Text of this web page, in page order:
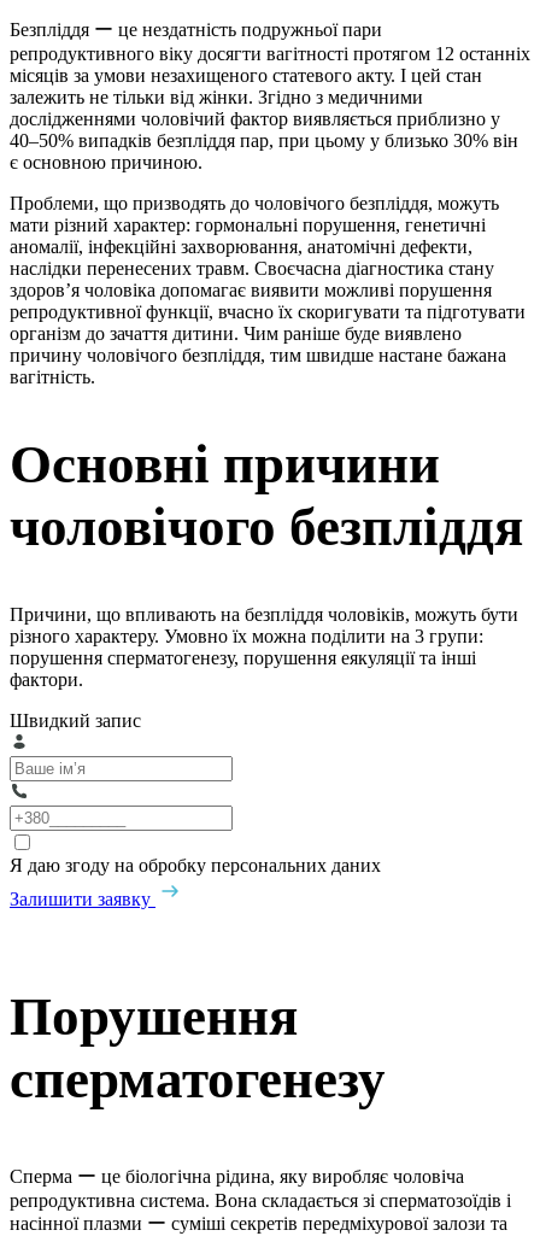
Безпліддя ー це нездатність подружньої пари
репродуктивного віку досягти вагітності протягом 12 останніх
місяців за умови незахищеного статевого акту. І цей стан
залежить не тільки від жінки. Згідно з медичними
дослідженнями чоловічий фактор виявляється приблизно у
40–50% випадків безпліддя пар, при цьому у близько 30% він
є основною причиною.
Проблеми, що призводять до чоловічого безпліддя, можуть
мати різний характер: гормональні порушення, генетичні
аномалії, інфекційні захворювання, анатомічні дефекти,
наслідки перенесених травм. Своєчасна діагностика стану
здоров’я чоловіка допомагає виявити можливі порушення
репродуктивної функції, вчасно їх скоригувати та підготувати
організм до зачаття дитини. Чим раніше буде виявлено
причину чоловічого безпліддя, тим швидше настане бажана
вагітність.
Основні причини
чоловічого безпліддя
Причини, що впливають на безпліддя чоловіків, можуть бути
різного характеру. Умовно їх можна поділити на 3 групи:
порушення сперматогенезу, порушення еякуляції та інші
фактори.
Швидкий запис
Я даю згоду на обробку персональних даних
Залишити заявку
Порушення
сперматогенезу
Сперма ー це біологічна рідина, яку виробляє чоловіча
репродуктивна система. Вона складається зі сперматозоїдів і
насінної плазми ー суміші секретів передміхурової залози та